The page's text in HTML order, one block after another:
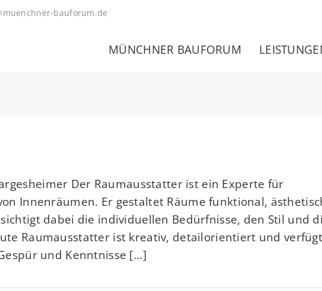
bauforum.de
MÜNCHNER BAUFORUM
Der Raumausstatter ist ein Experte für
Innenräumen. Er gestaltet Räume funktional,
dabei die individuellen Bedürfnisse, den Stil und
Raumausstatter ist kreativ, detailorientiert und verfügt
und Kenntnisse [...]